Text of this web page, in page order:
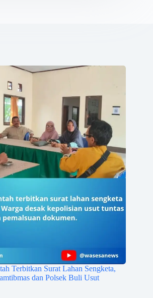
Terbitkan Surat Lahan Sengketa,
dan Polsek Buli Usut